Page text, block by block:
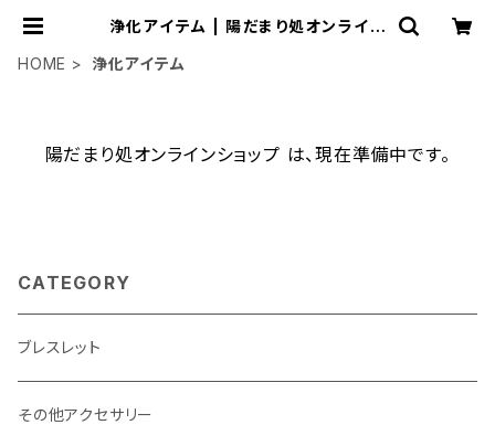
浄化アイテム | 陽だまり処オンライン
HOME
浄化アイテム
陽だまり処オンラインショップ は、現在準備中です。
CATEGORY
ブレスレット
その他アクセサリー